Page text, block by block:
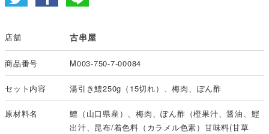
店舗 古串屋
商品番号 M003-750-7-00084
セット内容 湯引き鱧250g（15切れ）、梅肉、ぽん酢
原材料名
鱧（山口県産）、梅肉、ぽん酢（橙果汁、醤油、鰹
出汁、昆布/着色料（カラメル色素）甘味料(甘草